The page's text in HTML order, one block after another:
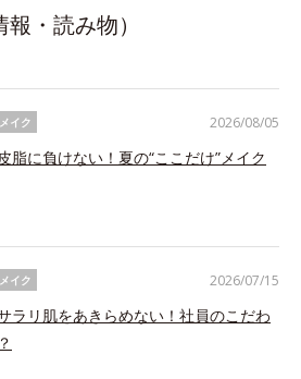
・読み物）
イク
脂に負けない！夏の“ここだけ”メイク
2026/08/05
イク
ラリ肌をあきらめない！社員のこだわ
2026/07/15